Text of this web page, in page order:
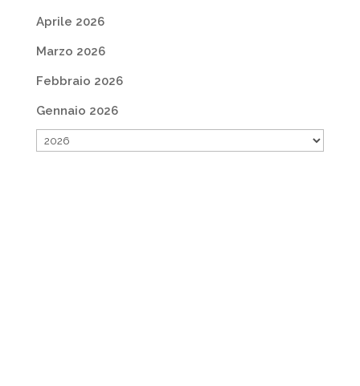
Aprile 2026
Marzo 2026
Febbraio 2026
Gennaio 2026